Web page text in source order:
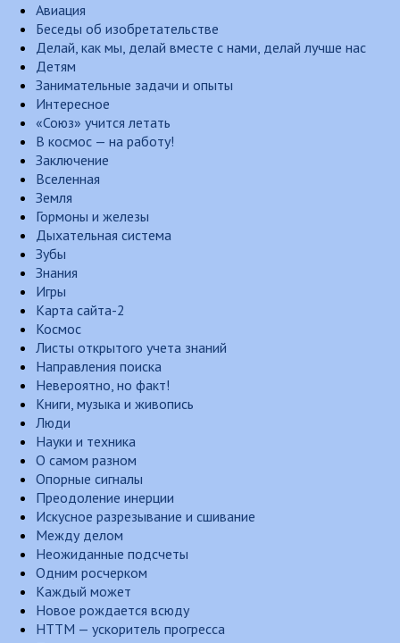
Авиация
Беседы об изобретательстве
Делай, как мы, делай вместе с нами, делай лучше нас
Детям
Занимательные задачи и опыты
Интересное
«Союз» учится летать
В космос — на работу!
Заключение
Вселенная
Земля
Гормоны и железы
Дыхательная система
Зубы
Знания
Игры
Карта сайта-2
Космос
Листы открытого учета знаний
Направления поиска
Невероятно, но факт!
Книги, музыка и живопись
Люди
Науки и техника
О самом разном
Опорные сигналы
Преодоление инерции
Искусное разрезывание и сшивание
Между делом
Неожиданные подсчеты
Одним росчерком
Каждый может
Новое рождается всюду
НТТМ — ускоритель прогресса